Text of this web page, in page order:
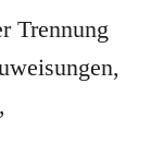
Trennung